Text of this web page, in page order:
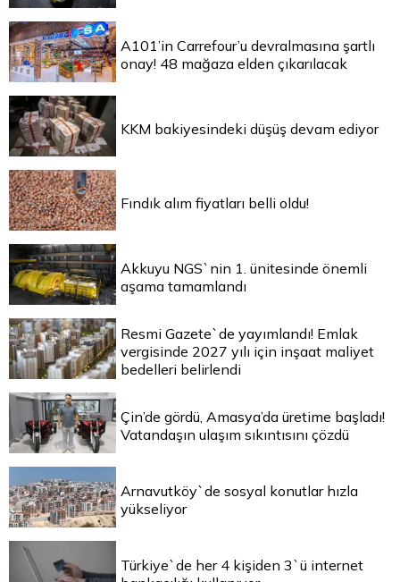
A101’in Carrefour’u devralmasına şartlı
onay! 48 mağaza elden çıkarılacak
KKM bakiyesindeki düşüş devam ediyor
Fındık alım fiyatları belli oldu!
Akkuyu NGS`nin 1. ünitesinde önemli
aşama tamamlandı
Resmi Gazete`de yayımlandı! Emlak
vergisinde 2027 yılı için inşaat maliyet
bedelleri belirlendi
Çin’de gördü, Amasya’da üretime başladı!
Vatandaşın ulaşım sıkıntısını çözdü
Arnavutköy`de sosyal konutlar hızla
yükseliyor
Türkiye`de her 4 kişiden 3`ü internet